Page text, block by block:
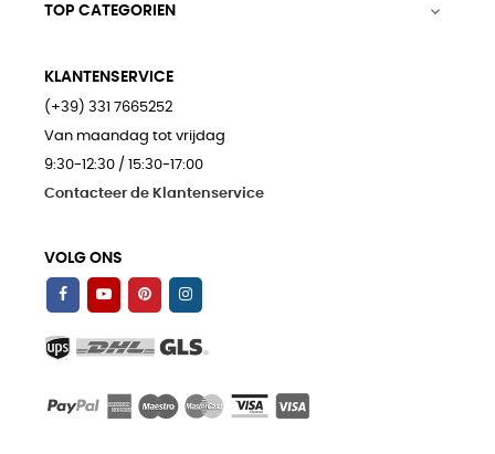
TOP CATEGORIEN 
KLANTENSERVICE
(+39) 331 7665252
Van maandag tot vrijdag
9:30-12:30 / 15:30-17:00
Contacteer de Klantenservice
VOLG ONS